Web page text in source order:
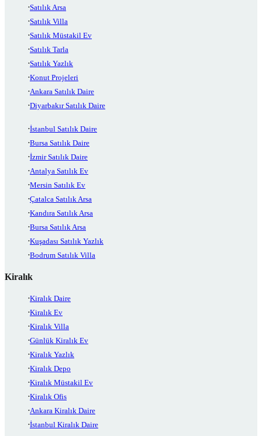
Satılık Arsa
Satılık Villa
Satılık Müstakil Ev
Satılık Tarla
Satılık Yazlık
Konut Projeleri
Ankara Satılık Daire
Diyarbakır Satılık Daire
İstanbul Satılık Daire
Bursa Satılık Daire
İzmir Satılık Daire
Antalya Satılık Ev
Mersin Satılık Ev
Çatalca Satılık Arsa
Kandıra Satılık Arsa
Bursa Satılık Arsa
Kuşadası Satılık Yazlık
Bodrum Satılık Villa
Kiralık
Kiralık Daire
Kiralık Ev
Kiralık Villa
Günlük Kiralık Ev
Kiralık Yazlık
Kiralık Depo
Kiralık Müstakil Ev
Kiralık Ofis
Ankara Kiralık Daire
İstanbul Kiralık Daire